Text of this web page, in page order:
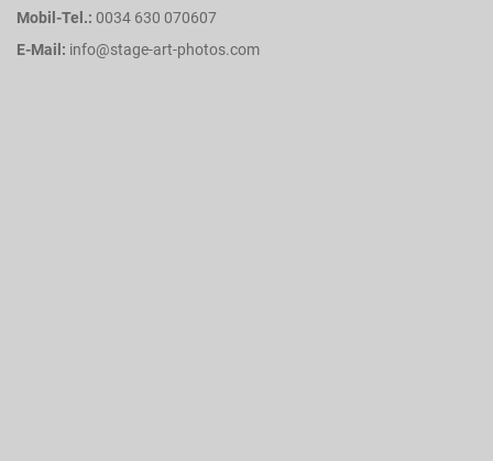
Mobil-Tel.: 0034 630 070607
E-Mail: info@stage-art-photos.com